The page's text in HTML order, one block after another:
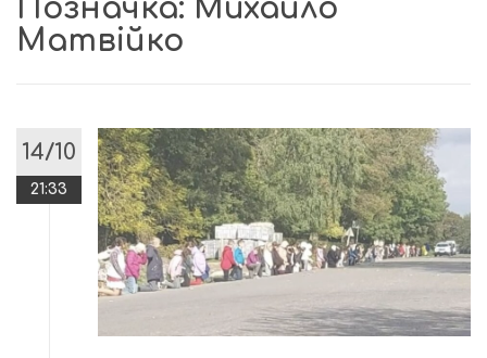
Позначка: Михайло
Матвійко
14/10
21:33